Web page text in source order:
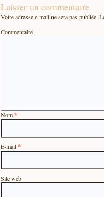
Laisser un commentaire
Votre adresse e-mail ne sera pas publiée.
Commentaire
Nom*
E-mail*
Site web